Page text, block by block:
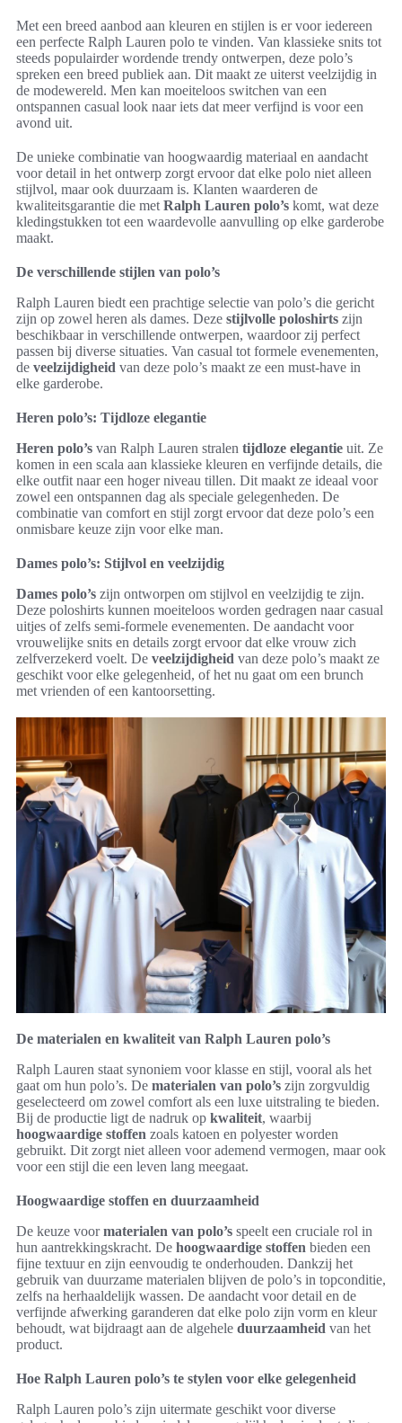
Met een breed aanbod aan kleuren en stijlen is er voor iedereen
een perfecte Ralph Lauren polo te vinden. Van klassieke snits tot
steeds populairder wordende trendy ontwerpen, deze polo’s
spreken een breed publiek aan. Dit maakt ze uiterst veelzijdig in
de modewereld. Men kan moeiteloos switchen van een
ontspannen casual look naar iets dat meer verfijnd is voor een
avond uit.
De unieke combinatie van hoogwaardig materiaal en aandacht
voor detail in het ontwerp zorgt ervoor dat elke polo niet alleen
stijlvol, maar ook duurzaam is. Klanten waarderen de
kwaliteitsgarantie die met Ralph Lauren polo’s komt, wat deze
kledingstukken tot een waardevolle aanvulling op elke garderobe
maakt.
De verschillende stijlen van polo’s
Ralph Lauren biedt een prachtige selectie van polo’s die gericht
zijn op zowel heren als dames. Deze stijlvolle poloshirts zijn
beschikbaar in verschillende ontwerpen, waardoor zij perfect
passen bij diverse situaties. Van casual tot formele evenementen,
de veelzijdigheid van deze polo’s maakt ze een must-have in
elke garderobe.
Heren polo’s: Tijdloze elegantie
Heren polo’s van Ralph Lauren stralen tijdloze elegantie uit. Ze
komen in een scala aan klassieke kleuren en verfijnde details, die
elke outfit naar een hoger niveau tillen. Dit maakt ze ideaal voor
zowel een ontspannen dag als speciale gelegenheden. De
combinatie van comfort en stijl zorgt ervoor dat deze polo’s een
onmisbare keuze zijn voor elke man.
Dames polo’s: Stijlvol en veelzijdig
Dames polo’s zijn ontworpen om stijlvol en veelzijdig te zijn.
Deze poloshirts kunnen moeiteloos worden gedragen naar casual
uitjes of zelfs semi-formele evenementen. De aandacht voor
vrouwelijke snits en details zorgt ervoor dat elke vrouw zich
zelfverzekerd voelt. De veelzijdigheid van deze polo’s maakt ze
geschikt voor elke gelegenheid, of het nu gaat om een brunch
met vrienden of een kantoorsetting.
De materialen en kwaliteit van Ralph Lauren polo’s
Ralph Lauren staat synoniem voor klasse en stijl, vooral als het
gaat om hun polo’s. De materialen van polo’s zijn zorgvuldig
geselecteerd om zowel comfort als een luxe uitstraling te bieden.
Bij de productie ligt de nadruk op kwaliteit, waarbij
hoogwaardige stoffen zoals katoen en polyester worden
gebruikt. Dit zorgt niet alleen voor ademend vermogen, maar ook
voor een stijl die een leven lang meegaat.
Hoogwaardige stoffen en duurzaamheid
De keuze voormaterialen van polo’s speelt een cruciale rol in
hun aantrekkingskracht. De hoogwaardige stoffen bieden een
fijne textuur en zijn eenvoudig te onderhouden. Dankzij het
gebruik van duurzame materialen blijven de polo’s in topconditie,
zelfs na herhaaldelijk wassen. De aandacht voor detail en de
verfijnde afwerking garanderen dat elke polo zijn vorm en kleur
behoudt, wat bijdraagt aan de algehele duurzaamheid van het
product.
Hoe Ralph Lauren polo’s te stylen voor elke gelegenheid
Ralph Lauren polo’s zijn uitermate geschikt voor diverse